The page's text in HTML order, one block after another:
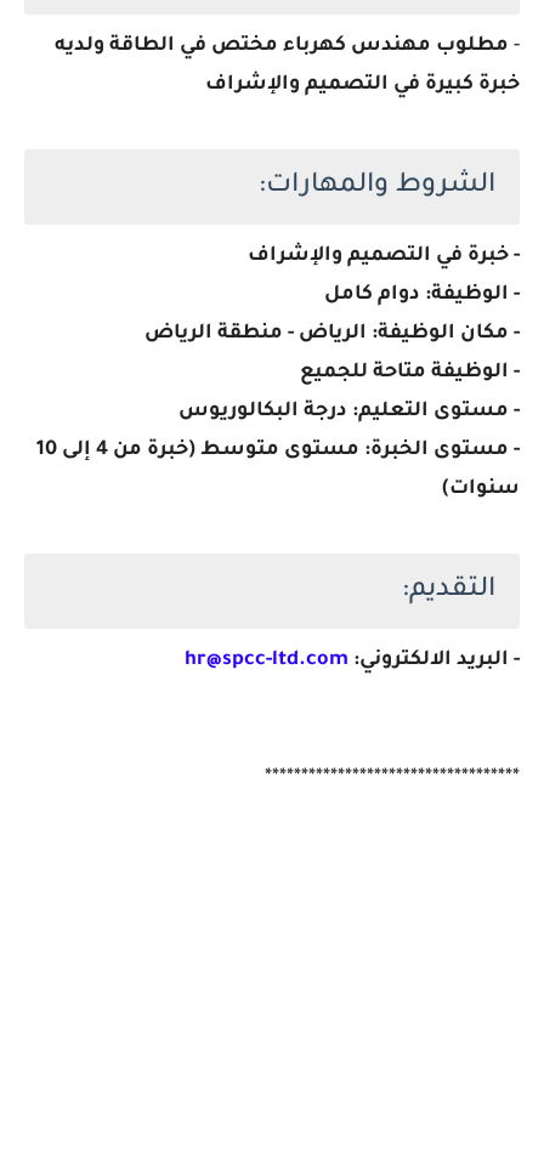
- مطلوب مهندس كهرباء مختص في الطاقة ولديه
خبرة كبيرة في التصميم والإشراف
الشروط والمهارات:
- خبرة في التصميم والإشراف
- الوظيفة: دوام كامل
- مكان الوظيفة: الرياض - منطقة الرياض
- الوظيفة متاحة للجميع
- مستوى التعليم: درجة البكالوريوس
- مستوى الخبرة: مستوى متوسط (خبرة من 4 إلى 10
سنوات)
التقديم:
- البريد الالكتروني: hr@spcc-ltd.com
***********************************